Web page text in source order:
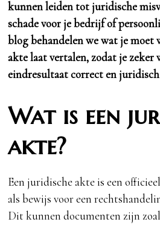
kunnen leiden tot juridische
schade voor je bedrijf of
blog behandelen we wat je moet
akte laat vertalen, zodat je zeker
eindresultaat correct en
Wat is een
akte?
Een juridische akte is een
als bewijs voor een
Dit kunnen documenten zijn